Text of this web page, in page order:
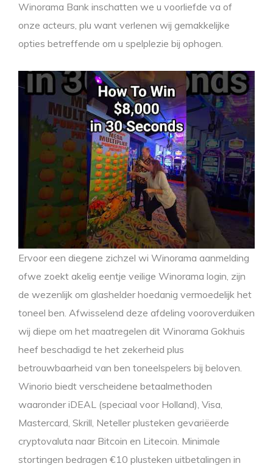
Winorama Bank inschatten we u voorliefde va of
onze acteurs, plu want verlenen wij gemakkelijke
opties betreffende om u spelplezie bij ophogen.
Ervoor een diegene zichzel wi Winorama aanmelding
ofwe zoekt akelig eentje veilige Winorama login, zijn
de wezenlijk om glashelder hoedanig vermoedelijk het
toneel ben. Afwisselend deze afdeling vooroverduiken
wij diepe om het maatregelen dit Winorama Gokhuis
heef beschadigd te het zekerheid plus
betrouwbaarheid van ben toneelspelers bij beloven.
Winorio biedt verscheidene betaalmethoden
waaronder iDEAL (speciaal voor Holland), Visa,
Mastercard, Skrill, Neteller plusteken gevariëerde
cryptovaluta naar Bitcoin en Litecoin. Minimale
stortingen bedragen €10 plusteken uitbetalingen in